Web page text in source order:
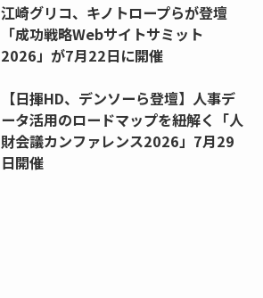
江崎グリコ、キノトロープらが登壇
「成功戦略Webサイトサミット
2026」が7月22日に開催
【日揮HD、デンソーら登壇】人事デ
ータ活用のロードマップを紐解く「人
財会議カンファレンス2026」7月29
日開催